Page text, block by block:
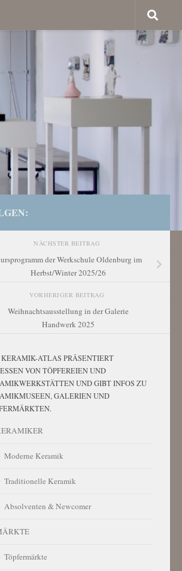
NÄCHSTER BEITRAG
der Werkschule Oldenburg im
Herbst/Winter 2025/26
VORHERIGER BEITRAG
Weihnachtsausstellung in der Galerie
Handwerk 2025
KERAMIK-ATLAS PRÄSENTIERT
VON TÖPFEREIEN UND
UND GIBT INFOS ZU
GALERIEN UND
Moderne Keramik
Traditionelle Keramik
Absolventen & Newcomer
Töpfermärkte